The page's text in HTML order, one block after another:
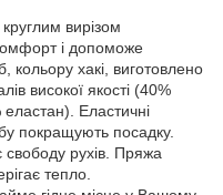
вирізом
і допоможе
кольору хакі, виготовлено
високої якості (40%
Еластичні
покращують посадку.
свободу рухів. Пряжа
тепло.